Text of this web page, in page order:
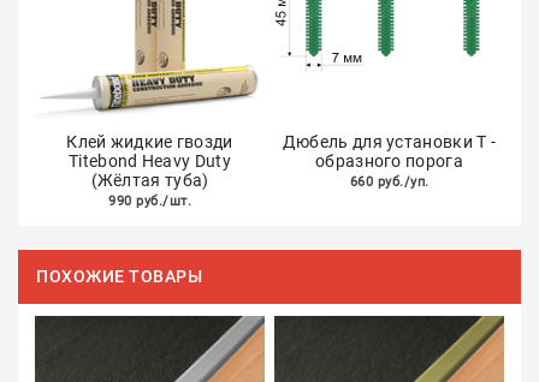
Клей жидкие гвозди
Titebond Heavy Duty
(Жёлтая туба)
990 руб./шт.
Дюбель для установки Т -
образного порога
660 руб./уп.
ПОХОЖИЕ ТОВАРЫ